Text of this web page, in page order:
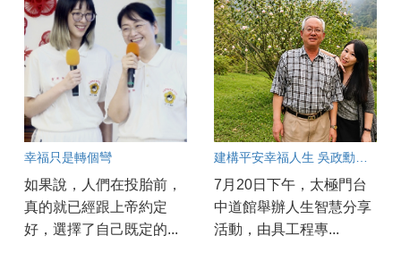
幸福只是轉個彎
如果說，人們在投胎前，
真的就已經跟上帝約定
好，選擇了自己既定的...
建構平安幸福人生 吳政勳分享以良心與正能量守護工安
7月20日下午，太極門台
中道館舉辦人生智慧分享
活動，由具工程專...